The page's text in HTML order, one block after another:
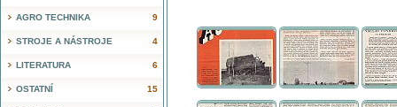
9
AGRO TECHNIKA
4
STROJE A NÁSTROJE
6
LITERATURA
15
OSTATNÍ